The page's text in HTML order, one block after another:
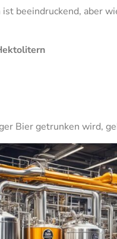
beeindruckend, aber
Bier getrunken wird,